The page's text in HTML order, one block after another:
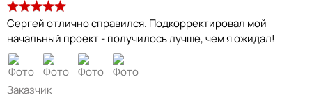
Сергей отлично справился. Подкорректировал мой
начальный проект - получилось лучше, чем я ожидал!
Заказчик